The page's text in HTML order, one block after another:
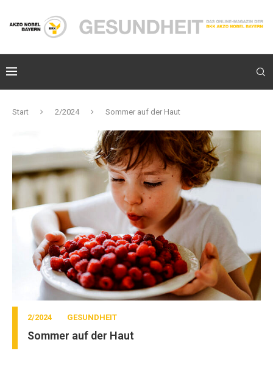
Start 2/2024 Sommer auf der Haut
2/2024 GESUNDHEIT
Sommer auf der Haut